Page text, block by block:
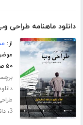
دانلود ماهنامه طراحی
از:
۵۰ صفحه
3،